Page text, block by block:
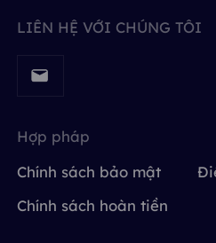
LIÊN HỆ VỚI CHÚNG TÔI
Hợp pháp
Chính sách bảo mật
Chính sách hoàn tiền